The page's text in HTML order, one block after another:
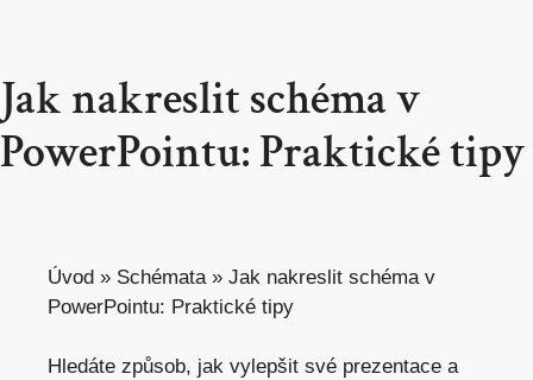
Jak nakreslit schéma v
PowerPointu: Praktické tipy
Úvod » Schémata» Jak nakreslit schéma v
PowerPointu: Praktické tipy
Hledáte způsob, jak vylepšit ⁢své prezentace⁢ a